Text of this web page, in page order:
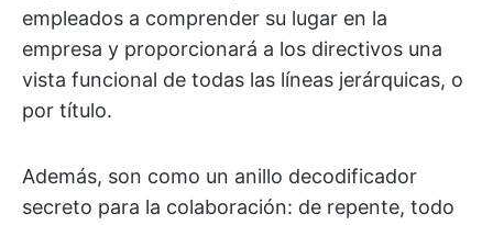
empleados a comprender su lugar en la
empresa y proporcionará a los directivos una
vista funcional de todas las líneas jerárquicas, o
por título.
Además, son como un anillo decodificador
secreto para la colaboración: de repente, todo